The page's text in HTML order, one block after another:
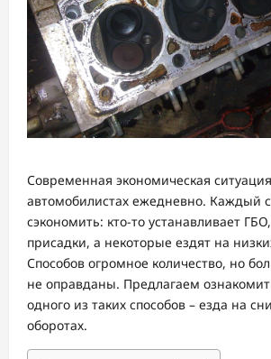
Современная экономическая
автомобилистах ежедневно. Каждый
сэкономить: кто-то устанавливает
присадки, а некоторые ездят на
Способов огромное количество, но
не оправданы. Предлагаем
одного из таких способов – езда на
оборотах.